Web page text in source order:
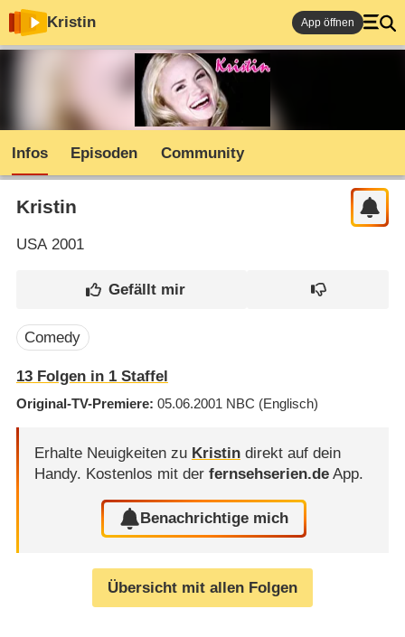
Kristin App öffnen
Infos Episoden Community
Kristin
USA2001
Comedy
13Folgen in 1Staffel
Original-TV-Premiere 05.06.2001 NBC (Englisch)
Erhalte Neuigkeiten zu Kristindirekt auf dein
Handy. Kostenlos mit der fernsehserien.deApp.
Benachrichtige mich
Übersicht mit allen Folgen